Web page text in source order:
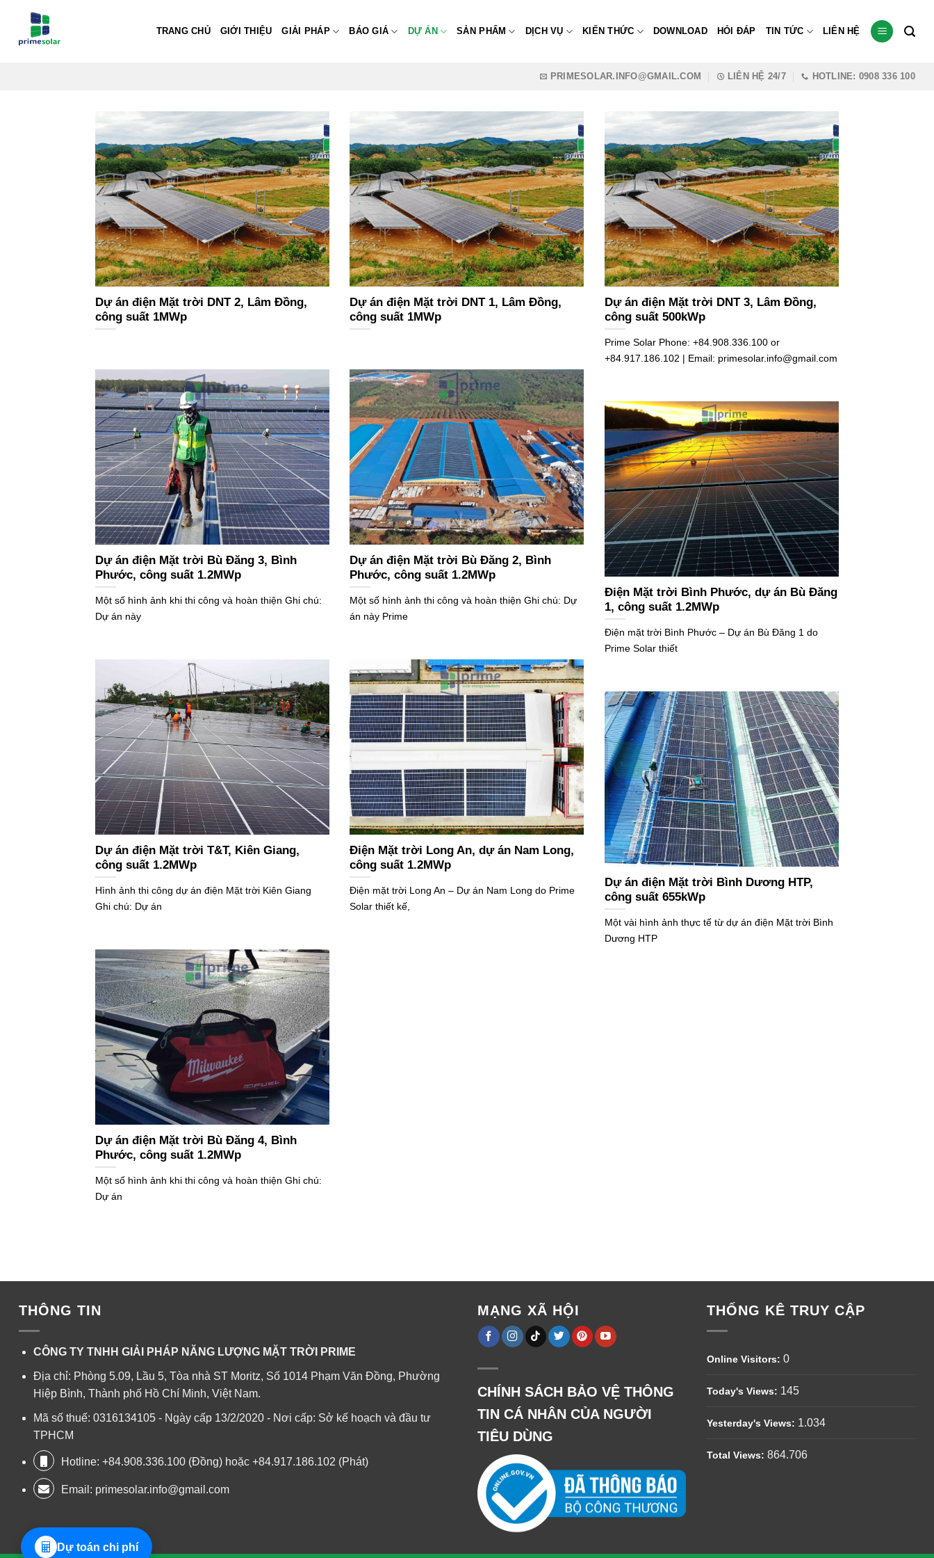
TRANG CHỦ GIỚI THIỆU GIẢI PHÁP BÁO GIÁ DỰ ÁN SẢN PHẨM DỊCH VỤ KIẾN THỨC DOWNLOAD HỎI ĐÁP TIN TỨC LIÊN HỆ
PRIMESOLAR.INFO@GMAIL.COM LIÊN HỆ 24/7 HOTLINE: 0908 336 100
Dự án điện Mặt trời DNT 2, Lâm Đồng,
công suất 1MWp
Dự án điện Mặt trời DNT 1, Lâm Đồng,
công suất 1MWp
Dự án điện Mặt trời DNT 3, Lâm Đồng,
công suất 500kWp
Prime Solar Phone: +84.908.336.100 or
+84.917.186.102 | Email: primesolar.info@gmail.com
Dự án điện Mặt trời Bù Đăng 3, Bình
Phước, công suất 1.2MWp
Một số hình ảnh khi thi công và hoàn thiện Ghi chú:
Dự án này
Dự án điện Mặt trời Bù Đăng 2, Bình
Phước, công suất 1.2MWp
Một số hình ảnh thi công và hoàn thiện Ghi chú: Dự
án này Prime
Điện Mặt trời Bình Phước, dự án Bù Đăng
1, công suất 1.2MWp
Điện mặt trời Bình Phước – Dự án Bù Đăng 1 do
Prime Solar thiết
Dự án điện Mặt trời T&T, Kiên Giang,
công suất 1.2MWp
Hình ảnh thi công dự án điện Mặt trời Kiên Giang
Ghi chú: Dự án
Điện Mặt trời Long An, dự án Nam Long,
công suất 1.2MWp
Điện mặt trời Long An – Dự án Nam Long do Prime
Solar thiết kế,
Dự án điện Mặt trời Bình Dương HTP,
công suất 655kWp
Một vài hình ảnh thực tế từ dự án điện Mặt trời Bình
Dương HTP
Dự án điện Mặt trời Bù Đăng 4, Bình
Phước, công suất 1.2MWp
Một số hình ảnh khi thi công và hoàn thiện Ghi chú:
Dự án
THÔNG TIN
CÔNG TY TNHH GIẢI PHÁP NĂNG LƯỢNG MẶT TRỜI PRIME
Địa chỉ: Phòng 5.09, Lầu 5, Tòa nhà ST Moritz, Số 1014 Phạm Văn Đồng, Phường
Hiệp Bình, Thành phố Hồ Chí Minh, Việt Nam.
Mã số thuế: 0316134105 - Ngày cấp 13/2/2020 - Nơi cấp: Sở kế hoạch và đầu tư
TPHCM
Hotline: +84.908.336.100 (Đồng) hoặc +84.917.186.102 (Phát)
Email: primesolar.info@gmail.com
MẠNG XÃ HỘI
CHÍNH SÁCH BẢO VỆ THÔNG
TIN CÁ NHÂN CỦA NGƯỜI
TIÊU DÙNG
THỐNG KÊ TRUY CẬP
Online Visitors: 0
Today's Views: 145
Yesterday's Views: 1.034
Total Views: 864.706
Dự toán chi phí